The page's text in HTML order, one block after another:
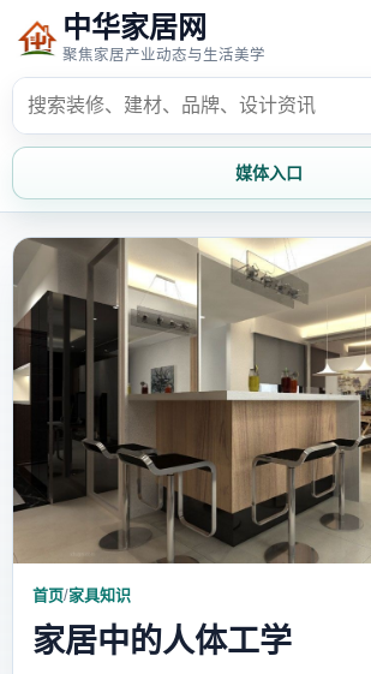
中华家居网
聚焦家居产业动态与生活美学
媒体入口
家居资讯
家居风水 家居欣赏
装修设计
家具知识 家居文化
家装攻略 创意家居
首页/家具知识
家居中的人体工学